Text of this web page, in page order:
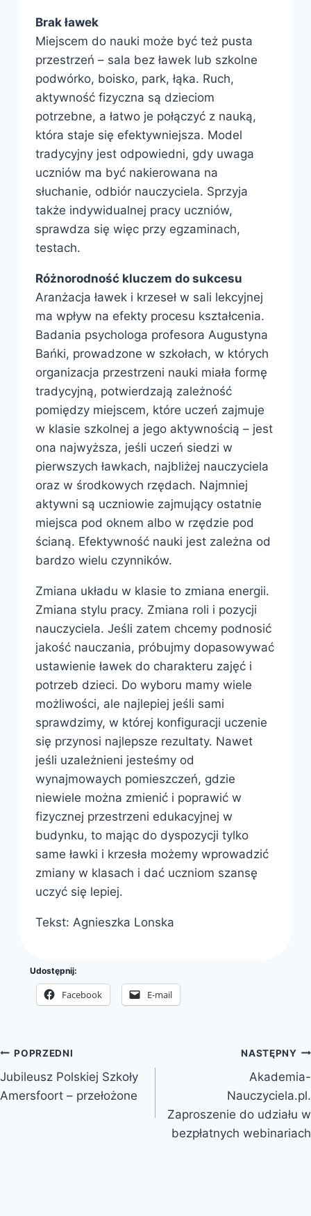
Brak ławek
Miejscem do nauki może być też pusta
przestrzeń – sala bez ławek lub szkolne
podwórko, boisko, park, łąka. Ruch,
aktywność fizyczna są dzieciom
potrzebne, a łatwo je połączyć z nauką,
która staje się efektywniejsza. Model
tradycyjny jest odpowiedni, gdy uwaga
uczniów ma być nakierowana na
słuchanie, odbiór nauczyciela. Sprzyja
także indywidualnej pracy uczniów,
sprawdza się więc przy egzaminach,
testach.
Różnorodność kluczem do sukcesu
Aranżacja ławek i krzeseł w sali lekcyjnej
ma wpływ na efekty procesu kształcenia.
Badania psychologa profesora Augustyna
Bańki, prowadzone w szkołach, w których
organizacja przestrzeni nauki miała formę
tradycyjną, potwierdzają zależność
pomiędzy miejscem, które uczeń zajmuje
w klasie szkolnej a jego aktywnością – jest
ona najwyższa, jeśli uczeń siedzi w
pierwszych ławkach, najbliżej nauczyciela
oraz w środkowych rzędach. Najmniej
aktywni są uczniowie zajmujący ostatnie
miejsca pod oknem albo w rzędzie pod
ścianą. Efektywność nauki jest zależna od
bardzo wielu czynników.
Zmiana układu w klasie to zmiana energii.
Zmiana stylu pracy. Zmiana roli i pozycji
nauczyciela. Jeśli zatem chcemy podnosić
jakość nauczania, próbujmy dopasowywać
ustawienie ławek do charakteru zajęć i
potrzeb dzieci. Do wyboru mamy wiele
możliwości, ale najlepiej jeśli sami
sprawdzimy, w której konfiguracji uczenie
się przynosi najlepsze rezultaty. Nawet
jeśli uzależnieni jesteśmy od
wynajmowaych pomieszczeń, gdzie
niewiele można zmienić i poprawić w
fizycznej przestrzeni edukacyjnej w
budynku, to mając do dyspozycji tylko
same ławki i krzesła możemy wprowadzić
zmiany w klasach i dać uczniom szansę
uczyć się lepiej.
Tekst: Agnieszka Lonska
Udostępnij:
Facebook E-mail
Nawigacja
wpisu
POPRZEDNI
Jubileusz Polskiej Szkoły
Amersfoort – przełożone
NASTĘPNY
Akademia-
Nauczyciela.pl.
Zaproszenie do udziału w
bezpłatnych webinariach